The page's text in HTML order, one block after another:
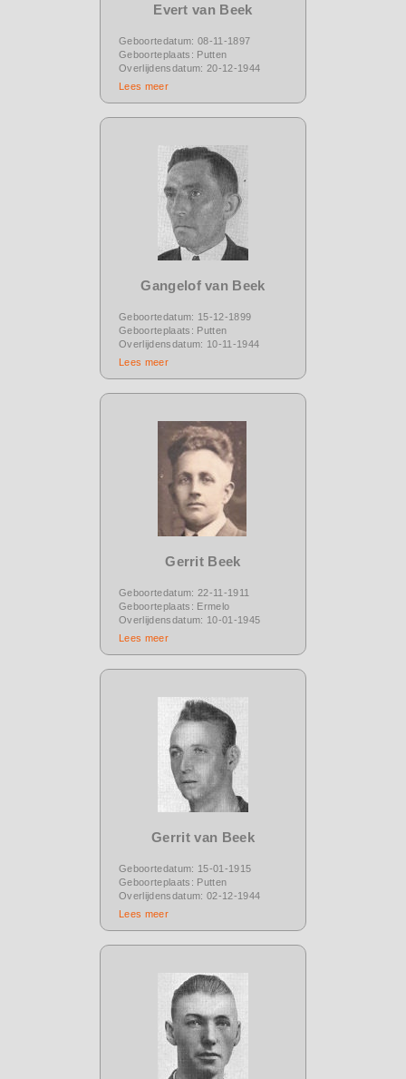
Evert van Beek
Geboortedatum: 08-11-1897
Geboorteplaats: Putten
Overlijdensdatum: 20-12-1944
Lees meer
Gangelof van Beek
Geboortedatum: 15-12-1899
Geboorteplaats: Putten
Overlijdensdatum: 10-11-1944
Lees meer
Gerrit Beek
Geboortedatum: 22-11-1911
Geboorteplaats: Ermelo
Overlijdensdatum: 10-01-1945
Lees meer
Gerrit van Beek
Geboortedatum: 15-01-1915
Geboorteplaats: Putten
Overlijdensdatum: 02-12-1944
Lees meer